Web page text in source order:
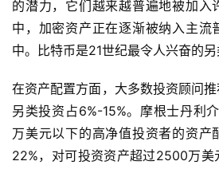
的潜力，它们越来越普遍地被加入
中，加密资产正在逐渐被纳入主流
中。比特币是21世纪最令人兴奋的另
在资产配置方面，大多数投资顾问
另类投资占6%-15%。摩根士丹利
万美元以下的高净值投资者的资产
22%，对可投资资产超过2500万美